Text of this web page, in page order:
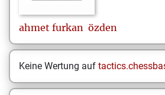
ahmet furkan özden
Keine Wertung auf